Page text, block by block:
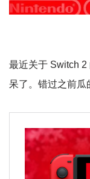
最近关于 Switch
呆了。错过之前瓜